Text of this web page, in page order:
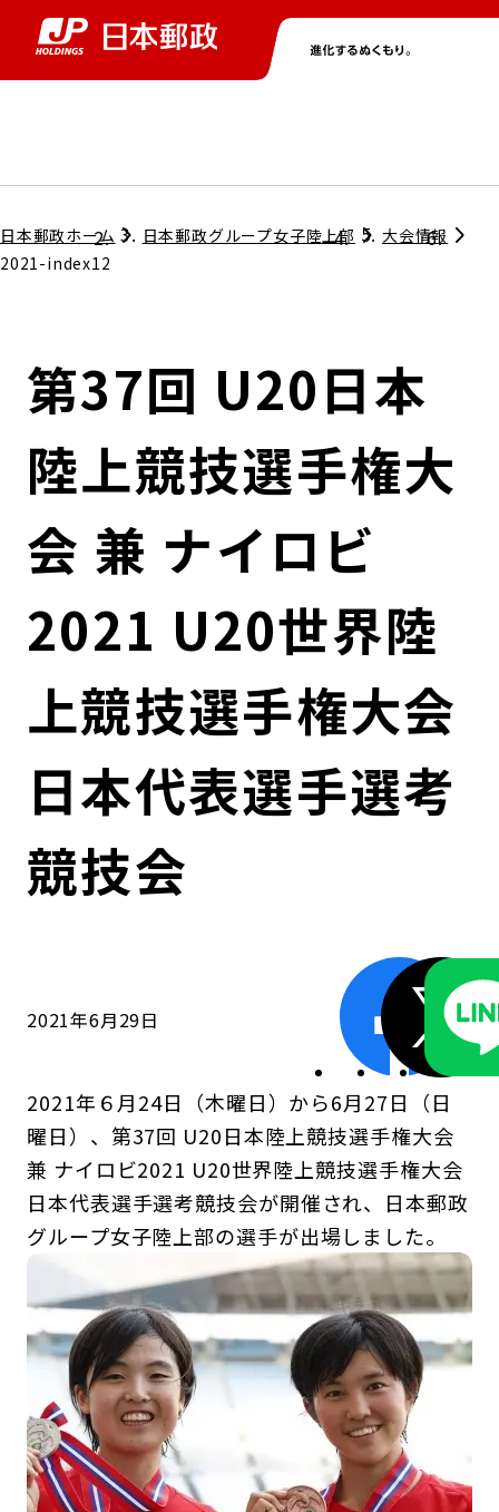
グループ情報トップ
コンプライアンス
ガバナンス
関連事業
株主・投資家情報トップ
個人投資家のみなさまへ
株式情報
IRカレンダー
ニューストップ
サステナビリティトップ
担当役員メッセージ
サステナビリティマネジメント
社会
ガバナンス
ESGデータ集
採用情報トップ
日本郵政ホーム 日本郵政グループ女子陸上部
大会情報
2021-index12
第37回 U20日本
陸上競技選手権大
会 兼 ナイロビ
2021 U20世界陸
上競技選手権大会
日本代表選手選考
競技会
2021年6月29日
2021年６月24日（木曜日）から6月27日（日
曜日）、第37回 U20日本陸上競技選手権大会
兼 ナイロビ2021 U20世界陸上競技選手権大会
日本代表選手選考競技会が開催され、日本郵政
グループ女子陸上部の選手が出場しました。